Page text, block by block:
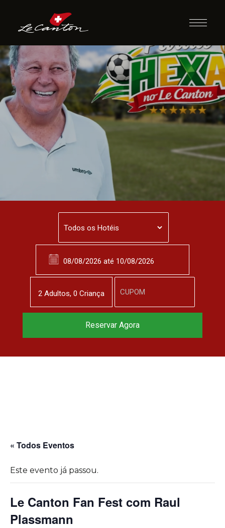
Le Canton Fan
Fest com Raul
Plassmann
« Todos Eventos
Este evento já passou.
Le Canton Fan Fest com Raul
Plassmann
2 Adultos, 0 Criança
Reservar Agora